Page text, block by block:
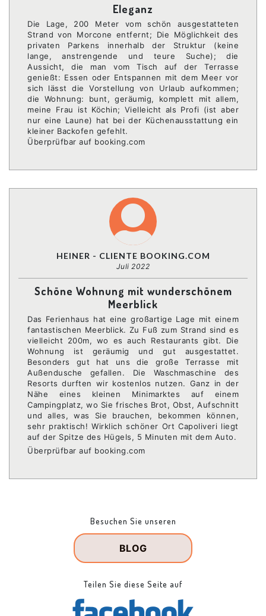
Eleganz
Die Lage, 200 Meter vom schön ausgestatteten
Strand von Morcone entfernt; Die Möglichkeit des
privaten Parkens innerhalb der Struktur (keine
lange, anstrengende und teure Suche); die
Aussicht, die man vom Tisch auf der Terrasse
genießt: Essen oder Entspannen mit dem Meer vor
sich lässt die Vorstellung von Urlaub aufkommen;
die Wohnung: bunt, geräumig, komplett mit allem,
meine Frau ist Köchin; Vielleicht als Profi (ist aber
nur eine Laune) hat bei der Küchenausstattung ein
kleiner Backofen gefehlt.
Überprüfbar auf booking.com
HEINER - CLIENTE BOOKING.COM
Juli 2022
Schöne Wohnung mit wunderschönem
Meerblick
Das Ferienhaus hat eine großartige Lage mit einem
fantastischen Meerblick. Zu Fuß zum Strand sind es
vielleicht 200m, wo es auch Restaurants gibt. Die
Wohnung ist geräumig und gut ausgestattet.
Besonders gut hat uns die große Terrasse mit
Außendusche gefallen. Die Waschmaschine des
Resorts durften wir kostenlos nutzen. Ganz in der
Nähe eines kleinen Minimarktes auf einem
Campingplatz, wo Sie frisches Brot, Obst, Aufschnitt
und alles, was Sie brauchen, bekommen können,
sehr praktisch! Wirklich schöner Ort Capoliveri liegt
auf der Spitze des Hügels, 5 Minuten mit dem Auto.
Überprüfbar auf booking.com
Besuchen Sie unseren
BLOG
Teilen Sie diese Seite auf